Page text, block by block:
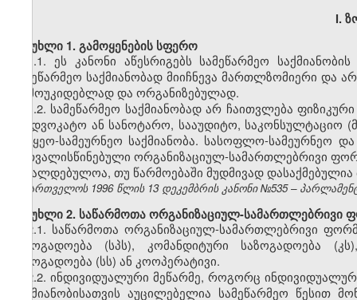
I.
მუხლი 1. გამოყენების სფერო
1.1. ეს კანონი აწესრიგებს სამეწარმეო
სამეწარმეო საქმიანობად მიიჩნევა მართლზომიერი
დამოუკიდებლად და ორგანიზებულად.
1.2. სამეწარმეო საქმიანობად არ ჩაითვლება
საადვოკატო ან სანოტარო, სააუდიტო,
სატყეო-სამეურნეო საქმიანობა. სასოფლო-სამეურნეო
გათვალისწინებული ორგანიზაციულ-სამართლებრივი
სავალდებულოა, თუ წარმოებაში მუდმივად
საქართველოს 1996 წლის 13 დეკემბრის კანონი №535 –
მუხლი 2. საწარმოთა ორგანიზაციულ-სამართლებრივი
2.1. საწარმოთა ორგანიზაციულ-სამართლებრივი
საზოგადოება (სპს), კომანდიტური საზოგადოება
საზოგადოება (სს) ან კოოპერატივი.
2.2. ინდივიდუალური მეწარმე, როგორც
საქმიანობისათვის აუცილებელია სამეწარმეო